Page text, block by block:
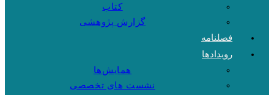
کتاب
گزارش پژوهشی
فصلنامه
رویدادها
همایش‌ها
نشست های تخصصی